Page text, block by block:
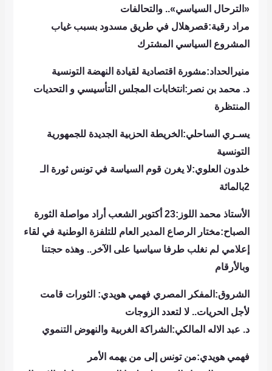
«الترحال السياسي».. والتحالفات
مراد رقية:قصرهلال في طريق مسدود بسبب غياب
المشروع السياسي المشترك
منيرالحداد:مشورة اقتصادية لقيادة النهضة التونسية
د. محمد بن نصر:انتخابات المجلس التأسيسي و التحديات
المنتظرة
يسـري الساحلي:الخريطة الحزبية الجديدة للجمهورية
التونسية
خلدون العلوي:لا يغرن قوم السياسة في تونس ثورة الـ
2بالمائة
الأستاذ محمد اللوز:23 أكتوبر الشعب أراد مواصلة الثورة
الصباح:مختار الرصاع المدير العام للتلفزة الوطنية في لقاء
إعلامي لم نغلب طرفا سياسيا على الآخر.. وهذه حجتنا
وبالأرقام
الشروق:المفكر المصري فهمي هويدي: الثورات قامت
لأجل الحريات.. لا لتعدد الزوجات
د. عبد الاله المالكي:الشراكة الغربية والنهوض التنموي
فهمي هويدي:من تونس إلى من يهمه الأمر